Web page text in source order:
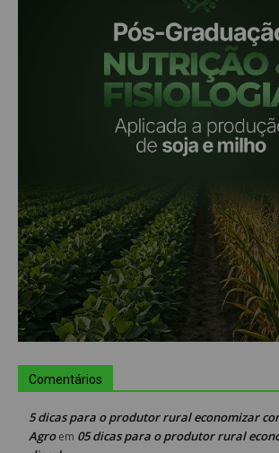
Comentários
5 dicas para o produtor rural economizar
Agroem 05 dicas para o produtor rural